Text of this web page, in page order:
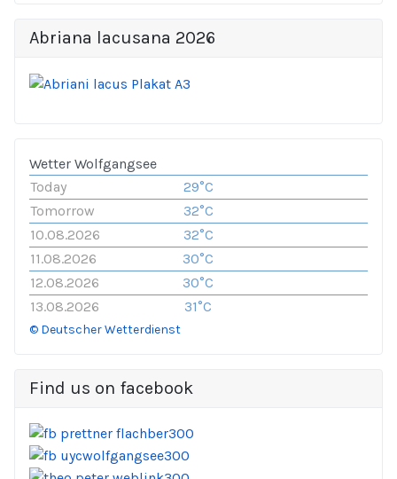
Abriana lacusana 2026
Wetter Wolfgangsee
Today
29°C
Tomorrow
32°C
10.08.2026
32°C
11.08.2026
30°C
12.08.2026
30°C
13.08.2026
31°C
© Deutscher Wetterdienst
Find us on facebook